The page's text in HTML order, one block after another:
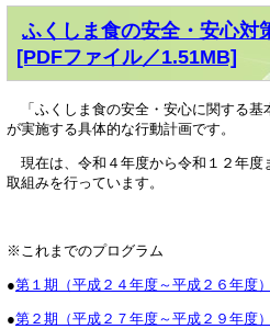
ふくしま食の安全・安心対
[PDFファイル／1.51MB]
「ふくしま食の安全・安心に関する基
が実施する具体的な行動計画です。
現在は、令和４年度から令和１２年度
取組みを行っています。
※これまでのプログラム
●第１期（平成２４年度～平成２６年度
●第２期（平成２７年度～平成２９年度